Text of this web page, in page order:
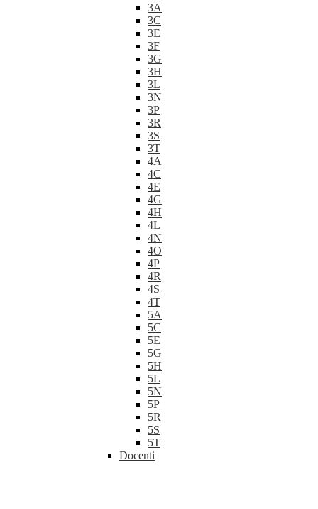
3A
3C
3E
3F
3G
3H
3L
3N
3P
3R
3S
3T
4A
4C
4E
4G
4H
4L
4N
4O
4P
4R
4S
4T
5A
5C
5E
5G
5H
5L
5N
5P
5R
5S
5T
Docenti